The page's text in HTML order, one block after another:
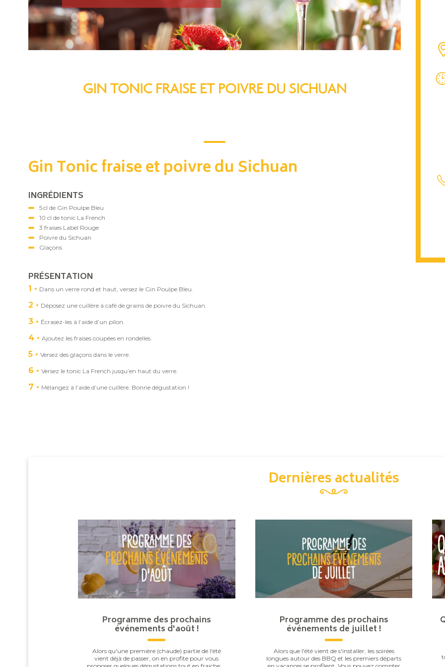
GIN TONIC FRAISE ET POIVRE DU SICHUAN
Gin Tonic fraise et poivre du Sichuan
INGRÉDIENTS
5 cl de Gin Poulpe Bleu
10 cl de tonic La French
3 fraises Label Rouge
Poivre du Sichuan
Glaçons
PRÉSENTATION
1 Dans un verre rond et haut, versez le Gin Poulpe Bleu.
2 Déposez une cuillère à café de grains de poivre du Sichuan.
3 Écrasez-les à l’aide d’un pilon.
4 Ajoutez les fraises coupées en rondelles.
5 Versez des glaçons dans le verre.
6 Versez le tonic La French jusqu’en haut du verre.
7 Mélangez à l’aide d’une cuillère. Bonne dégustation !
Dernières actualités
Programme des prochains
événements d'août !
Alors qu'une première (chaude) partie de l'été
vient déjà de passer, on en profite pour vous
Programme des prochains
événements de juillet !
Alors que l'été vient de s'installer, les soirées
longues autour des BBQ et les premiers départs